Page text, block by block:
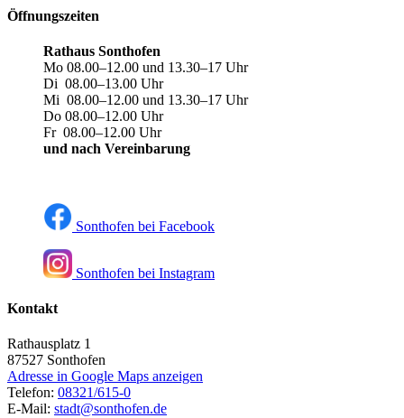
Öffnungszeiten
Rathaus Sonthofen
Mo 08.00–12.00 und 13.30–17 Uhr
Di 08.00–13.00 Uhr
Mi 08.00–12.00 und 13.30–17 Uhr
Do 08.00–12.00 Uhr
Fr 08.00–12.00 Uhr
und nach Vereinbarung
Sonthofen bei Facebook
Sonthofen bei Instagram
Kontakt
Rathausplatz 1
87527 Sonthofen
Adresse in Google Maps anzeigen
Telefon: 08321/615-0
E-Mail: stadt@sonthofen.de